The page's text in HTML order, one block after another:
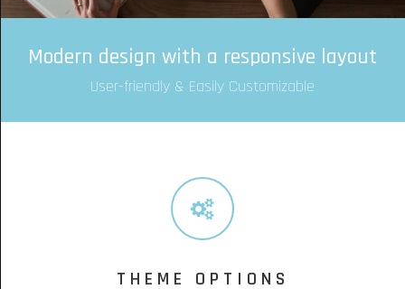
Modern design with a responsive layout
User-friendly & Easily Customizable
THEME OPTIONS